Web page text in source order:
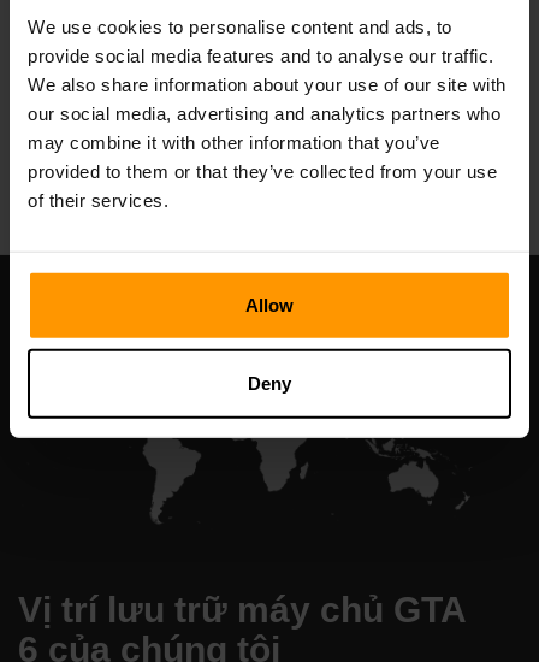
We use cookies to personalise content and ads, to
provide social media features and to analyse our traffic.
We also share information about your use of our site with
our social media, advertising and analytics partners who
may combine it with other information that you’ve
provided to them or that they’ve collected from your use
of their services.
Allow
Deny
Valheim
máy chủ lưu trữ
All Games
Vị trí lưu trữ máy chủ GTA
6 của chúng tôi